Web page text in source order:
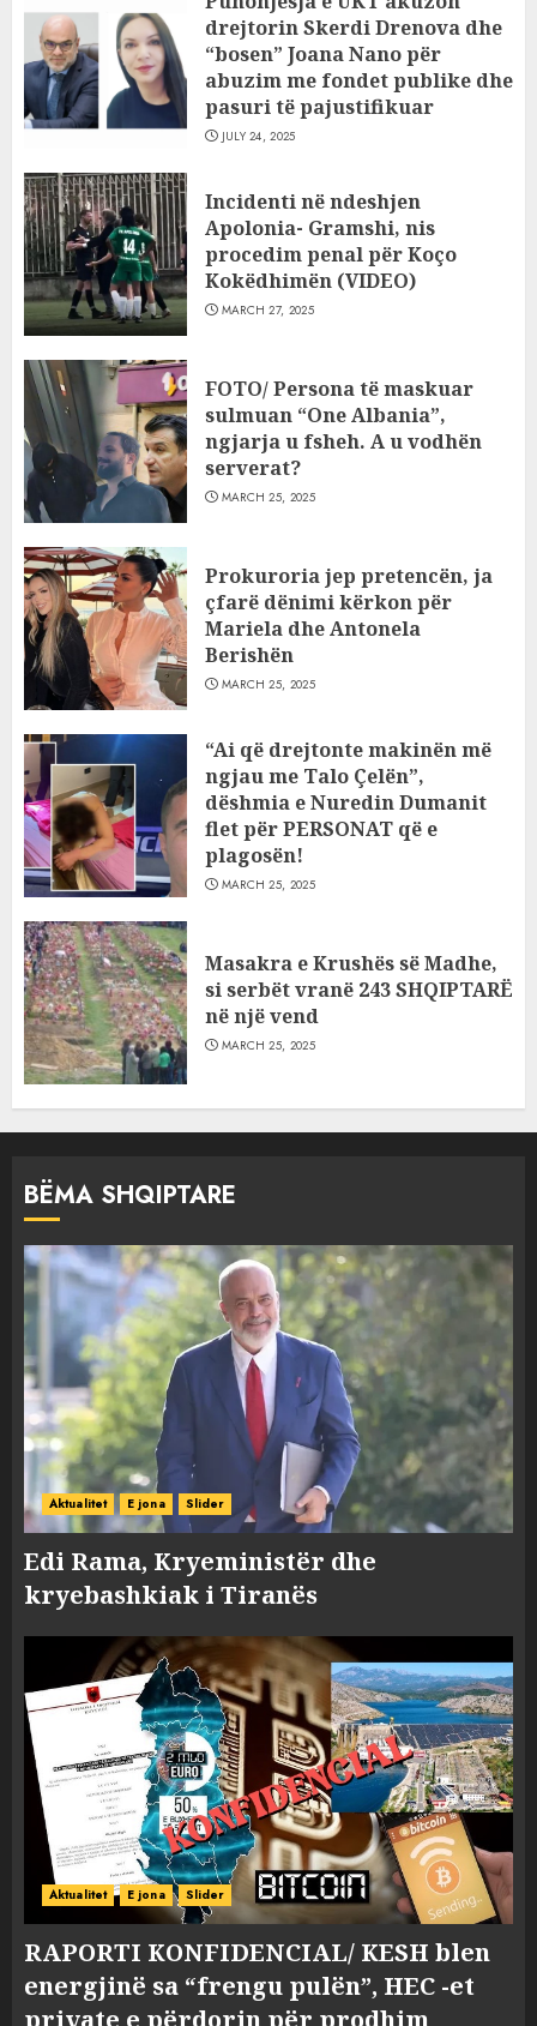
drejtorin Skerdi Drenova dhe
“bosen” Joana Nano për
abuzim me fondet publike dhe
pasuri të pajustifikuar
JULY 24, 2025
Incidenti në ndeshjen
Apolonia- Gramshi, nis
procedim penal për Koço
Kokëdhimën (VIDEO)
MARCH 27, 2025
FOTO/ Persona të maskuar
sulmuan “One Albania”,
ngjarja u fsheh. A u vodhën
serverat?
MARCH 25, 2025
Prokuroria jep pretencën, ja
çfarë dënimi kërkon për
Mariela dhe Antonela
Berishën
MARCH 25, 2025
“Ai që drejtonte makinën më
ngjau me Talo Çelën”,
dëshmia e Nuredin Dumanit
flet për PERSONAT që e
plagosën!
MARCH 25, 2025
Masakra e Krushës së Madhe,
si serbët vranë 243 SHQIPTARË
në një vend
MARCH 25, 2025
BËMA SHQIPTARE
Aktualitet E jona Slider
Edi Rama, Kryeministër dhe
kryebashkiak i Tiranës
Aktualitet E jona Slider
RAPORTI KONFIDENCIAL/ KESH blen
energjinë sa “frengu pulën”, HEC -et
private e përdorin për prodhim